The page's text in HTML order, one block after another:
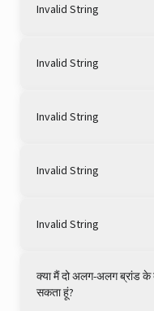
Invalid String
Invalid String
Invalid String
Invalid String
Invalid String
क्या मैं दो अलग-अलग ब्रांड के
सकता हूं?